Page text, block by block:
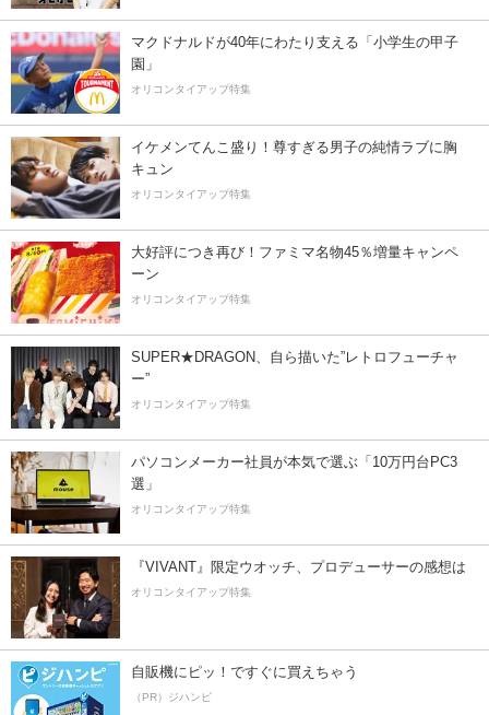
マクドナルドが40年にわたり支える「小学生の甲子
園」
オリコンタイアップ特集
イケメンてんこ盛り！尊すぎる男子の純情ラブに胸
キュン
オリコンタイアップ特集
大好評につき再び！ファミマ名物45％増量キャンペ
ーン
オリコンタイアップ特集
SUPER★DRAGON、自ら描いた”レトロフューチャ
ー”
オリコンタイアップ特集
パソコンメーカー社員が本気で選ぶ「10万円台PC3
選」
オリコンタイアップ特集
『VIVANT』限定ウオッチ、プロデューサーの感想は
オリコンタイアップ特集
自販機にピッ！ですぐに買えちゃう
（PR）ジハンピ